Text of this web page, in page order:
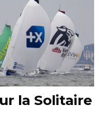
la Solitaire